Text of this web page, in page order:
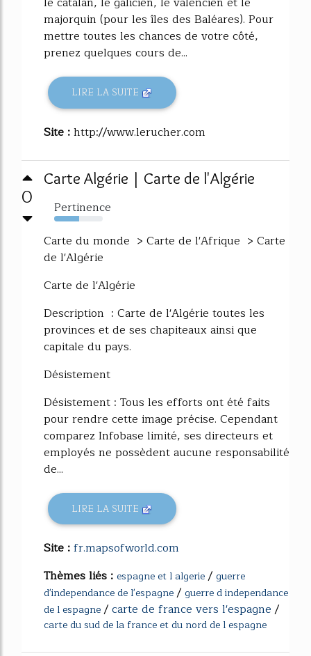
majorquin (pour les îles des Baléares). Pour
mettre toutes les chances de votre côté,
prenez quelques cours de...
LIRE LA SUITE
Site :http://www.lerucher.com
0
Carte Algérie | Carte de l'Algérie
Pertinence
52%
Carte du monde > Carte de l'Afrique > Carte
de l'Algérie
Carte de l'Algérie
Description : Carte de l'Algérie toutes les
provinces et de ses chapiteaux ainsi que
capitale du pays.
Désistement
Désistement : Tous les efforts ont été faits
pour rendre cette image précise. Cependant
comparez Infobase limité, ses directeurs et
employés ne possèdent aucune responsabilité
de...
LIRE LA SUITE
Site :fr.mapsofworld.com
Thèmes liés : espagne et l algerie/ guerre
d'independance de l'espagne/ guerre d independance
de l espagne/carte de france vers l'espagne/
carte du sud de la france et du nord de l espagne